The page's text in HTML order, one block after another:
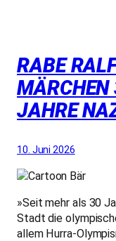
RABE
JAHRE
10. Juni 2026
»Seit mehr als 30
Stadt die
allem Hurra-